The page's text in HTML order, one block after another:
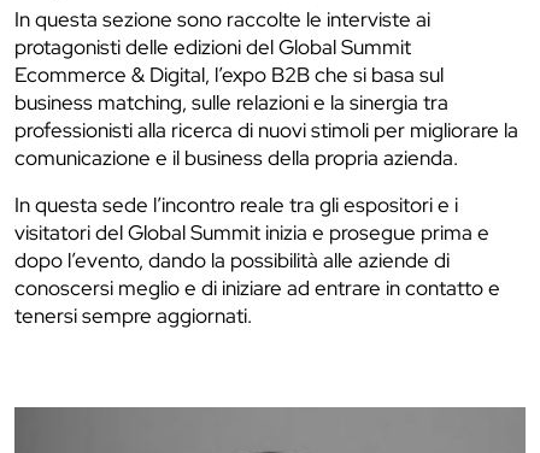
In questa sezione sono raccolte le interviste ai
protagonisti delle edizioni del Global Summit
Ecommerce & Digital, l’expo B2B che si basa sul
business matching, sulle relazioni e la sinergia tra
professionisti alla ricerca di nuovi stimoli per migliorare la
comunicazione e il business della propria azienda.
In questa sede l’incontro reale tra gli espositori e i
visitatori del Global Summit inizia e prosegue prima e
dopo l’evento, dando la possibilità alle aziende di
conoscersi meglio e di iniziare ad entrare in contatto e
tenersi sempre aggiornati.